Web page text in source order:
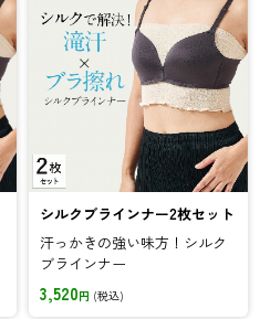
シルクブラインナー2枚セット
汗っかきの強い味方！シルク
ブラインナー
3,520円 (税込)